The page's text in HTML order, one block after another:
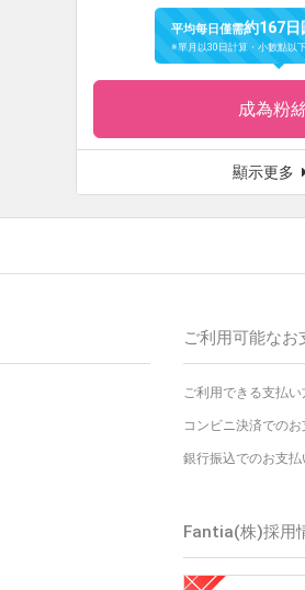
平均每日僅需約167日
※單月以30日計算・小數點以
成為粉
顯示更多
ご利用可能なお
ご利用できる支払
コンビニ決済での
銀行振込でのお支払
Fantia(株)採用